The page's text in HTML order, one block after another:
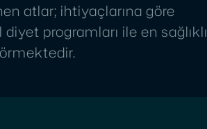
atlar; ihtiyaçlarına göre
diyet programları ile en sağlıklı